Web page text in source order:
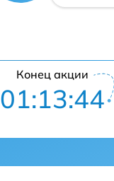
Конец акции
01:13:43